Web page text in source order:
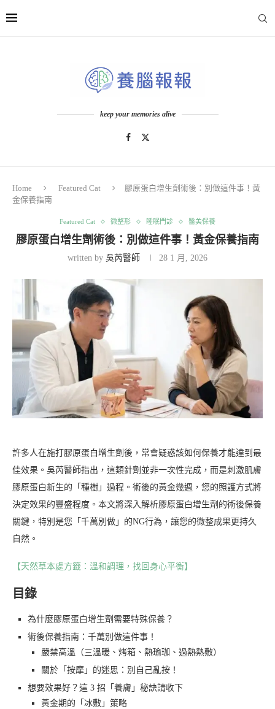
keep your memories alive
Home Featured Cat
膠原蛋白增生劑術後：別做這件事！黃
金保養指南
Featured Cat 微整形 睡眠門診 醫美保養
膠原蛋白增生劑術後：別做這件事！黃金保養指南
written by 吳芮醫師 28 1 月, 2026
許多人在施打膠原蛋白增生劑後，常會疑惑該如何保養才能達到最
佳效果。吳芮醫師指出，這類針劑並非一次性完成，而是刺激肌膚
膠原蛋白新生的「種樹」過程。術後的黃金幾週，您的照護方式將
決定效果的豐盛程度。本文將深入解析膠原蛋白增生劑的術後保養
關鍵，特別是您「千萬別做」的NG行為，讓您的微整成果更持久
自然。
【天然草本處方籤：溫和調理，找回身心平衡】
目錄
為什麼膠原蛋白增生劑需要特殊保養？
術後保養指南：千萬別做這件事！
嚴禁高溫（三溫暖、烤箱、熱瑜珈、過熱熱敷）
關於「按摩」的迷思：別自己亂按！
想要效果好？這 3 招「養膚」秘訣請收下
黃金期的「冰敷」策略